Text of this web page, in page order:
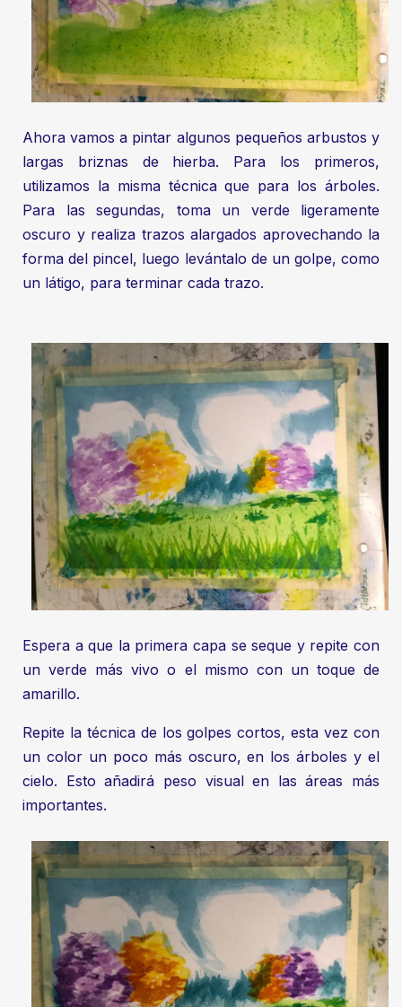
Ahora vamos a pintar algunos pequeños arbustos y
largas briznas de hierba. Para los primeros,
utilizamos la misma técnica que para los árboles.
Para las segundas, toma un verde ligeramente
oscuro y realiza trazos alargados aprovechando la
forma del pincel, luego levántalo de un golpe, como
un látigo, para terminar cada trazo.
Espera a que la primera capa se seque y repite con
un verde más vivo o el mismo con un toque de
amarillo.
Repite la técnica de los golpes cortos, esta vez con
un color un poco más oscuro, en los árboles y el
cielo. Esto añadirá peso visual en las áreas más
importantes.